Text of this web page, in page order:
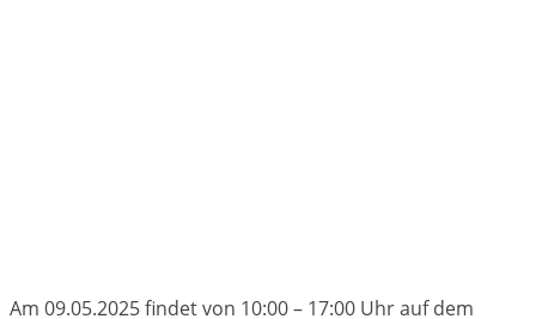
Am 09.05.2025 findet von 10:00 – 17:00 Uhr auf dem